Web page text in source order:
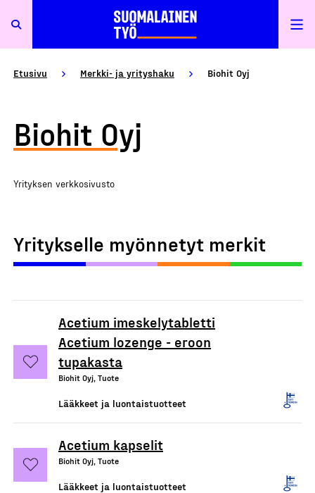
Etusivu Merkki- ja yrityshaku Biohit Oyj
Biohit Oyj
Yrityksen verkkosivusto
Yritykselle myönnetyt merkit
Acetium imeskelytabletti
Acetium lozenge - eroon
tupakasta
Biohit Oyj, Tuote
Lääkkeet ja luontaistuotteet
Acetium kapselit
Biohit Oyj, Tuote
Lääkkeet ja luontaistuotteet